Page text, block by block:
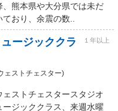
熊本県や大分県では未だ
おり、余震の数..
ージッククラ
１年以上
ェストチェスター)
ストチェスタースタジオ
ジッククラス、来週水曜